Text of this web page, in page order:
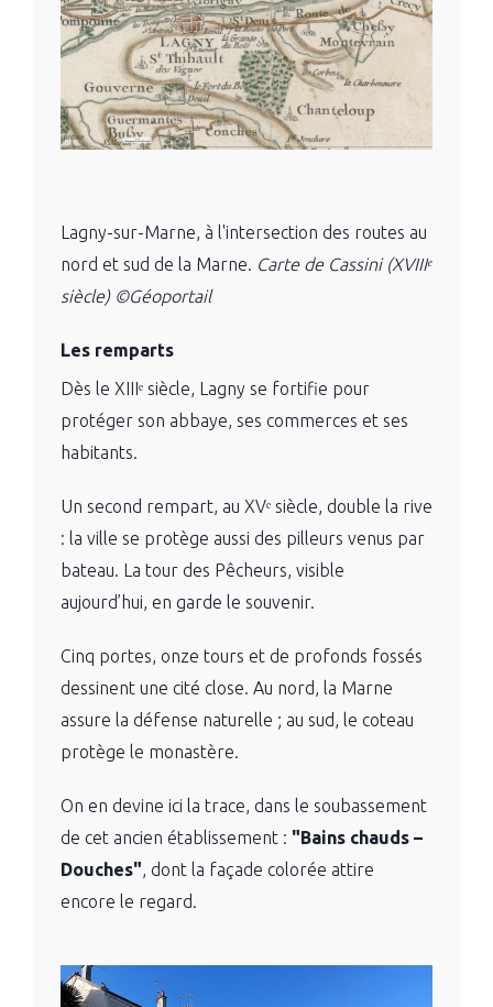
Lagny-sur-Marne, à l'intersection des routes au
nord et sud de la Marne. Carte de Cassini (XVIIIᵉ
siècle) ©Géoportail
Les remparts
Dès le XIIIᵉ siècle, Lagny se fortifie pour
protéger son abbaye, ses commerces et ses
habitants.
Un second rempart, au XVᵉ siècle, double la rive
: la ville se protège aussi des pilleurs venus par
bateau. La tour des Pêcheurs, visible
aujourd’hui, en garde le souvenir.
Cinq portes, onze tours et de profonds fossés
dessinent une cité close. Au nord, la Marne
assure la défense naturelle ; au sud, le coteau
protège le monastère.
On en devine ici la trace, dans le soubassement
de cet ancien établissement : "Bains chauds –
Douches", dont la façade colorée attire
encore le regard.